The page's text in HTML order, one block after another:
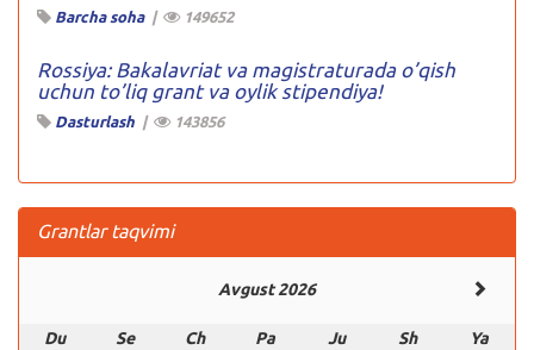
Barcha soha| 149652
Rossiya: Bakalavriat va magistraturada o’qish
uchun to’liq grant va oylik stipendiya!
Dasturlash | 143856
Grantlar taqvimi
Avgust 2026
Du Se Ch Pa Ju Sh
Ya